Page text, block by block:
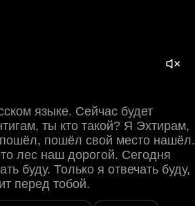
языке. Сейчас будет
ты кто такой? Я Эхтирам,
пошёл свой место нашёл.
лес наш дорогой. Сегодня
буду. Только я отвечать буду,
перед тобой.